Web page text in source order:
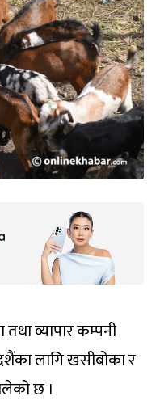
तथा व्यापार कम्पनी
लागि खसीबोका र
छ ।